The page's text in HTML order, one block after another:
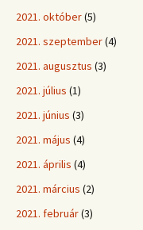
2021. október(5)
2021. szeptember(4)
2021. augusztus (3)
2021. július (1)
2021. június (3)
2021. május (4)
2021. április (4)
2021. március (2)
2021. február(3)